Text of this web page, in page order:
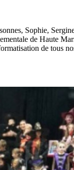
Sophie,
de Haute
de tous